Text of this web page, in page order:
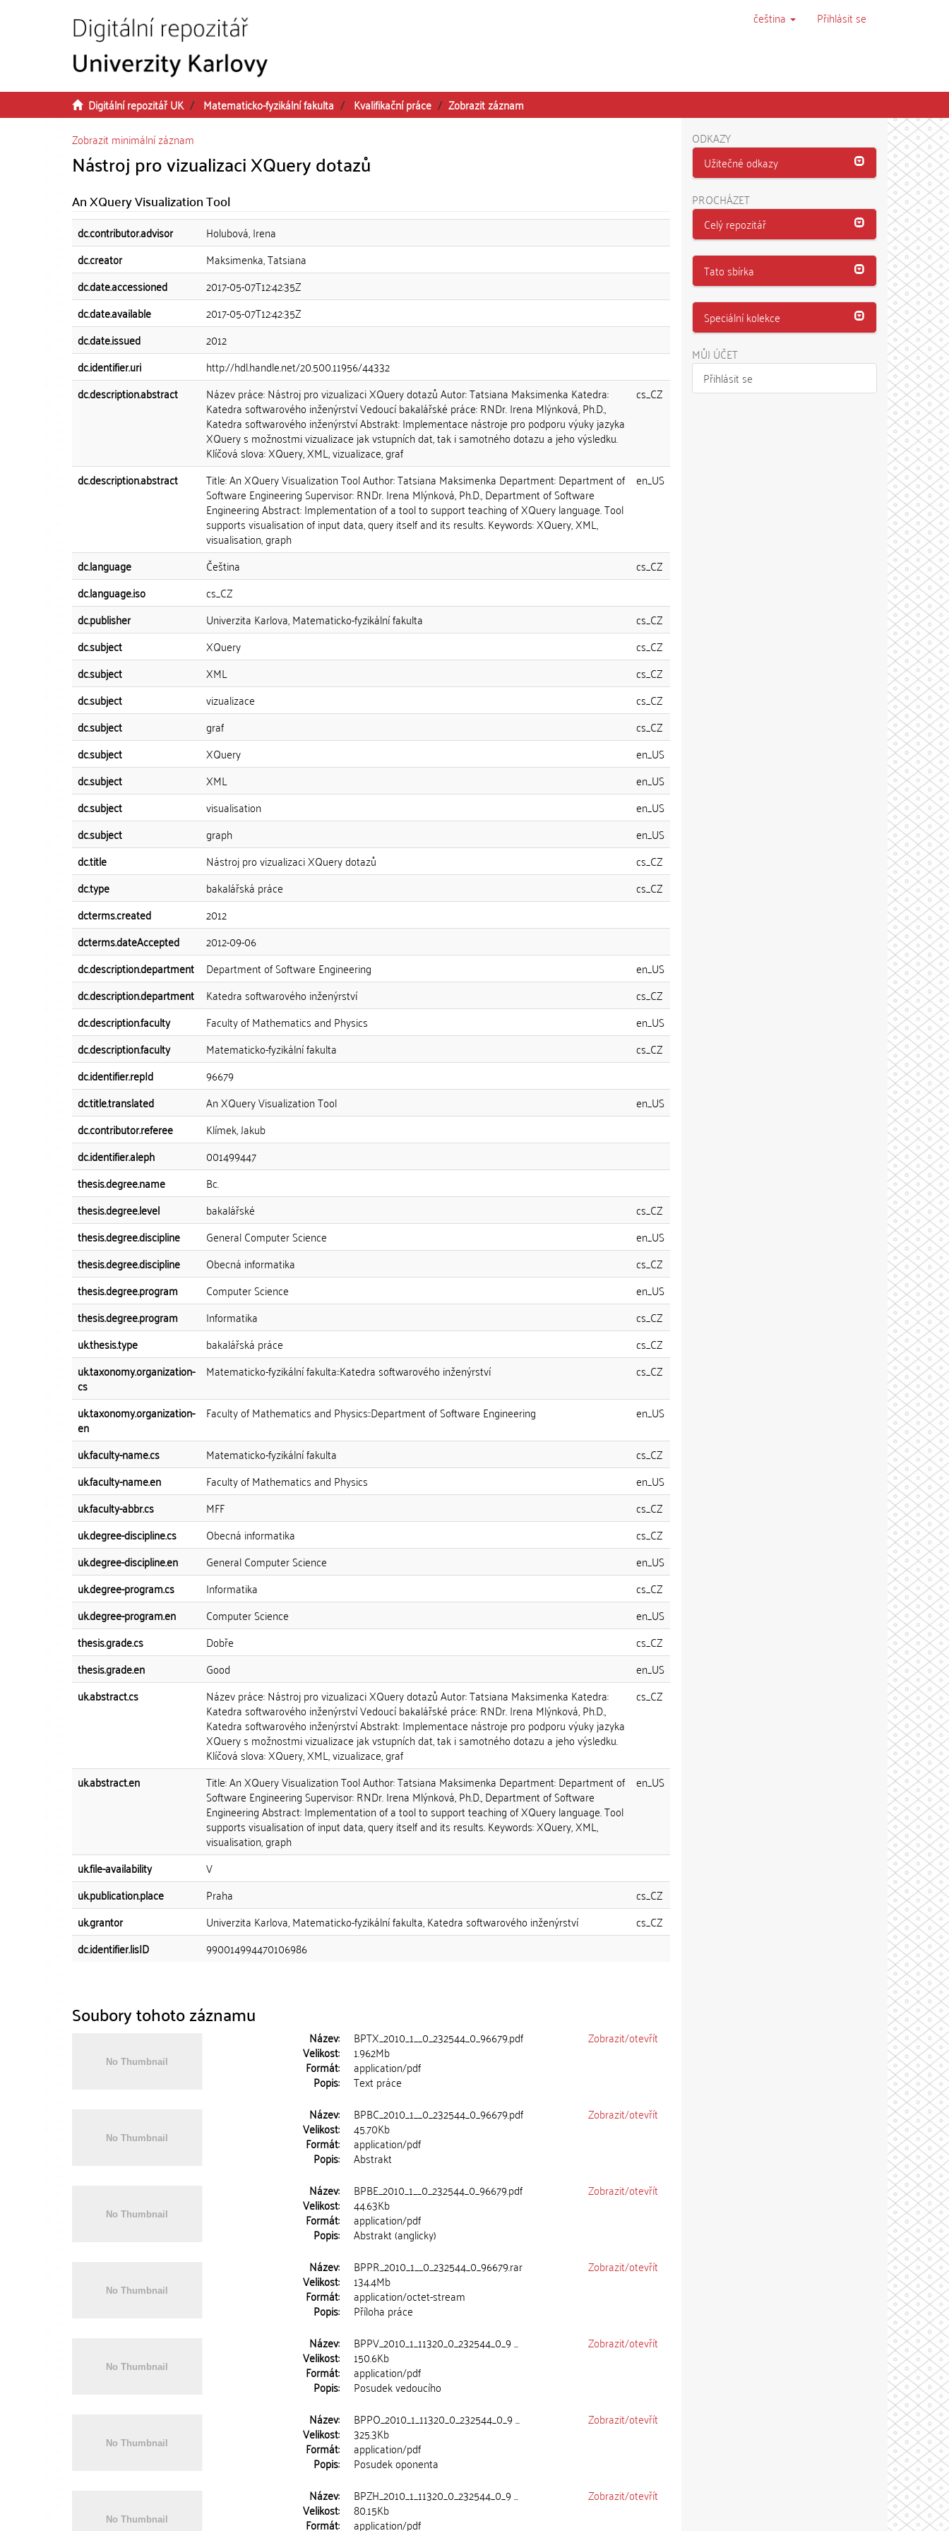
čeština Přihlásit se
Digitální repozitář UK Matematicko-fyzikální fakulta Kvalifikační práce
Zobrazit záznam
Zobrazit minimální záznam
Nástroj pro vizualizaci XQuery dotazů
An XQuery Visualization Tool
dc.contributor.advisor
Holubová, Irena
dc.creator
Maksimenka, Tatsiana
dc.date.accessioned
2017-05-07T12:42:35Z
dc.date.available
2017-05-07T12:42:35Z
dc.date.issued
2012
dc.identifier.uri
http://hdl.handle.net/20.500.11956/44332
dc.description.abstract
Název práce: Nástroj pro vizualizaci XQuery dotazů Autor: Tatsiana Maksimenka Katedra:
Katedra softwarového inženýrství Vedoucí bakalářské práce: RNDr. Irena Mlýnková, Ph.D.,
Katedra softwarového inženýrství Abstrakt: Implementace nástroje pro podporu výuky jazyka
XQuery s možnostmi vizualizace jak vstupních dat, tak i samotného dotazu a jeho výsledku.
Klíčová slova: XQuery, XML, vizualizace, graf
cs_CZ
dc.description.abstract Title: An XQuery Visualization Tool Author: Tatsiana Maksimenka Department: Department of
Software Engineering Supervisor: RNDr. Irena Mlýnková, Ph.D., Department of Software
Engineering Abstract: Implementation of a tool to support teaching of XQuery language. Tool
supports visualisation of input data, query itself and its results. Keywords: XQuery, XML,
visualisation, graph
en_US
dc.language Čeština
cs_CZ
dc.language.iso
cs_CZ
dc.publisher
Univerzita Karlova, Matematicko-fyzikální fakulta
cs_CZ
dc.subject
XQuery
cs_CZ
dc.subject
XML
cs_CZ
dc.subject
vizualizace
cs_CZ
dc.subject
graf
cs_CZ
dc.subject
XQuery
en_US
dc.subject
XML
en_US
dc.subject
visualisation
en_US
dc.subject
graph
en_US
dc.title
Nástroj pro vizualizaci XQuery dotazů
cs_CZ
dc.type
bakalářská práce
cs_CZ
dcterms.created
2012
dcterms.dateAccepted
2012-09-06
dc.description.department
Department of Software Engineering
en_US
dc.description.department
Katedra softwarového inženýrství
cs_CZ
dc.description.faculty
Faculty of Mathematics and Physics
en_US
dc.description.faculty
Matematicko-fyzikální fakulta
cs_CZ
dc.identifier.repId
96679
dc.title.translated
An XQuery Visualization Tool
en_US
dc.contributor.referee
Klímek, Jakub
dc.identifier.aleph
001499447
thesis.degree.name
Bc.
thesis.degree.level
bakalářské
cs_CZ
thesis.degree.discipline
General Computer Science
en_US
thesis.degree.discipline
Obecná informatika
cs_CZ
thesis.degree.program
Computer Science
en_US
thesis.degree.program
Informatika
cs_CZ
uk.thesis.type
bakalářská práce
cs_CZ
uk.taxonomy.organization-
cs
Matematicko-fyzikální fakulta::Katedra softwarového inženýrství cs_CZ
uk.taxonomy.organization-
en
Faculty of Mathematics and Physics::Department of Software Engineering en_US
uk.faculty-name.cs Matematicko-fyzikální fakulta
cs_CZ
uk.faculty-name.en
Faculty of Mathematics and Physics
en_US
uk.faculty-abbr.cs
MFF
cs_CZ
uk.degree-discipline.cs
Obecná informatika
cs_CZ
uk.degree-discipline.en
General Computer Science
en_US
uk.degree-program.cs
Informatika
cs_CZ
uk.degree-program.en
Computer Science
en_US
thesis.grade.cs
Dobře
cs_CZ
thesis.grade.en
Good
en_US
uk.abstract.cs
Název práce: Nástroj pro vizualizaci XQuery dotazů Autor: Tatsiana Maksimenka Katedra:
Katedra softwarového inženýrství Vedoucí bakalářské práce: RNDr. Irena Mlýnková, Ph.D.,
Katedra softwarového inženýrství Abstrakt: Implementace nástroje pro podporu výuky jazyka
XQuery s možnostmi vizualizace jak vstupních dat, tak i samotného dotazu a jeho výsledku.
Klíčová slova: XQuery, XML, vizualizace, graf
cs_CZ
uk.abstract.en Title: An XQuery Visualization Tool Author: Tatsiana Maksimenka Department: Department of
Software Engineering Supervisor: RNDr. Irena Mlýnková, Ph.D., Department of Software
Engineering Abstract: Implementation of a tool to support teaching of XQuery language. Tool
supports visualisation of input data, query itself and its results. Keywords: XQuery, XML,
visualisation, graph
en_US
uk.file-availability
V
uk.publication.place
Praha
cs_CZ
uk.grantor
Univerzita Karlova, Matematicko-fyzikální fakulta, Katedra softwarového inženýrství
cs_CZ
dc.identifier.lisID
990014994470106986
Soubory tohoto záznamu
Název: BPTX_2010_1__0_232544_0_96679.pdf
Velikost: 1.962Mb
Formát: application/pdf
Popis: Text práce
Zobrazit/otevřít
Název: BPBC_2010_1__0_232544_0_96679.pdf
Velikost: 45.70Kb
Formát: application/pdf
Popis: Abstrakt
Zobrazit/otevřít
Název: BPBE_2010_1__0_232544_0_96679.pdf
Velikost: 44.63Kb
Formát: application/pdf
Popis: Abstrakt (anglicky)
Zobrazit/otevřít
Název: BPPR_2010_1__0_232544_0_96679.rar
Velikost: 134.4Mb
Formát: application/octet-stream
Popis: Příloha práce
Zobrazit/otevřít
Název: BPPV_2010_1_11320_0_232544_0_9 ...
Velikost: 150.6Kb
Formát: application/pdf
Popis: Posudek vedoucího
Zobrazit/otevřít
Název: BPPO_2010_1_11320_0_232544_0_9 ...
Velikost: 325.3Kb
Formát: application/pdf
Popis: Posudek oponenta
Zobrazit/otevřít
Název: BPZH_2010_1_11320_0_232544_0_9 ...
Velikost: 80.15Kb
Formát: application/pdf
Zobrazit/otevřít
ODKAZY
Užitečné odkazy
PROCHÁZET
Celý repozitář
Tato sbírka
Speciální kolekce
MŮJ ÚČET
Přihlásit se